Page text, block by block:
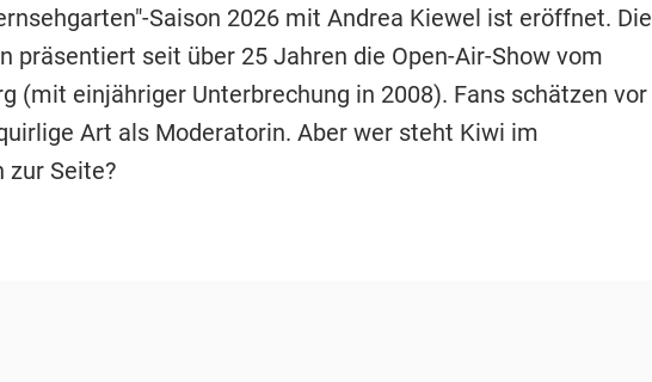
Saison 2026 mit Andrea Kiewel ist eröffnet. Die
präsentiert seit über 25 Jahren die Open-Air-Show vom
(mit einjähriger Unterbrechung in 2008). Fans schätzen vor
Art als Moderatorin. Aber wer steht Kiwi im
zur Seite?